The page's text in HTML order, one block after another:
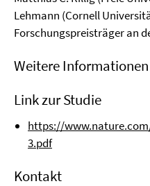
Lehmann (Cornell
Forschungspreisträger an
Weitere Informationen
Link zur Studie
https://
3.pdf
Kontakt